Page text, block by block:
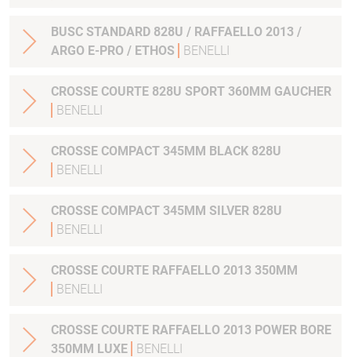
BUSC STANDARD 828U / RAFFAELLO 2013 /
ARGO E-PRO / ETHOS
BENELLI
CROSSE COURTE 828U SPORT 360MM GAUCHER
BENELLI
CROSSE COMPACT 345MM BLACK 828U
BENELLI
CROSSE COMPACT 345MM SILVER 828U
BENELLI
CROSSE COURTE RAFFAELLO 2013 350MM
BENELLI
CROSSE COURTE RAFFAELLO 2013 POWER BORE
350MM LUXE
BENELLI